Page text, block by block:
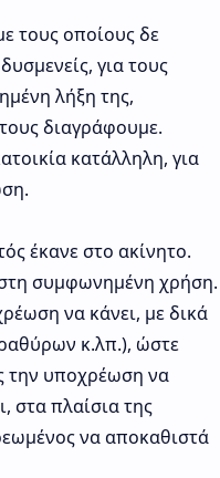
τους οποίους δε
για τους
λήξη της,
διαγράφουμε.
κατάλληλη, για
έκανε στο ακίνητο.
συμφωνημένη χρήση.
να κάνει, με δικά
κ.λπ.), ώστε
την υποχρέωση να
στα πλαίσια της
να αποκαθιστά